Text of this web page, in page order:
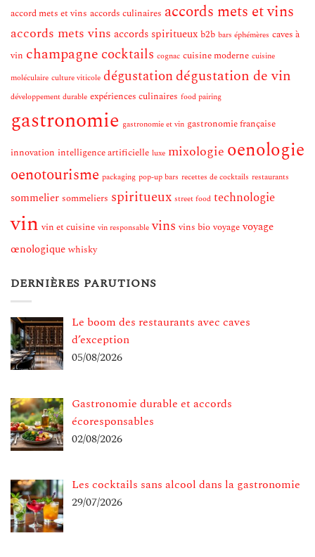
accord mets et vins accords culinaires accords mets et vins
accords mets vins accords spiritueux b2b bars éphémères caves à
vin champagne cocktails cognac cuisine moderne cuisine
moléculaire culture viticole dégustationdégustation de vin
développement durable expériences culinaires food pairing
gastronomie gastronomie et vin gastronomie française
innovation intelligence artificielle luxe mixologie oenologie
oenotourisme packaging pop-up bars recettes de cocktails restaurants
sommelier sommeliers spiritueux street food technologie
vin vin et cuisine vin responsable vins vins bio voyage voyage
œnologique whisky
DERNIÈRES PARUTIONS
Le boom des restaurants avec caves
d’exception
05/08/2026
Gastronomie durable et accords
écoresponsables
02/08/2026
Les cocktails sans alcool dans la gastronomie
29/07/2026